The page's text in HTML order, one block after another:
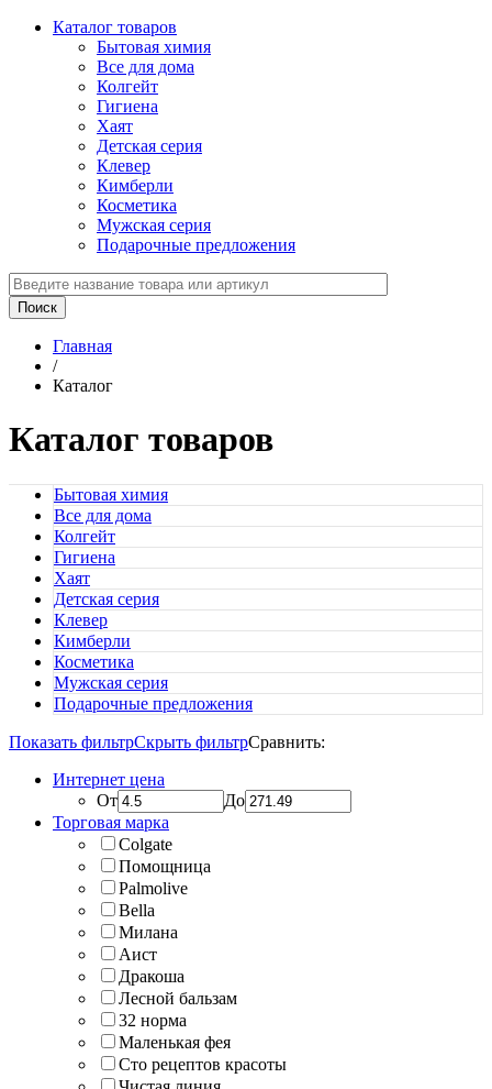
Каталог товаров
Бытовая химия
Все для дома
Колгейт
Гигиена
Хаят
Детская серия
Клевер
Кимберли
Косметика
Мужская серия
Подарочные предложения
Главная
/
Каталог
Каталог товаров
Бытовая химия
Все для дома
Колгейт
Гигиена
Хаят
Детская серия
Клевер
Кимберли
Косметика
Мужская серия
Подарочные предложения
Показать фильтрСкрыть фильтрСравнить:
Интернет цена
От
До
Торговая марка
Colgate
Помощница
Palmolive
Bella
Милана
Аист
Дракоша
Лесной бальзам
32 норма
Маленькая фея
Сто рецептов красоты